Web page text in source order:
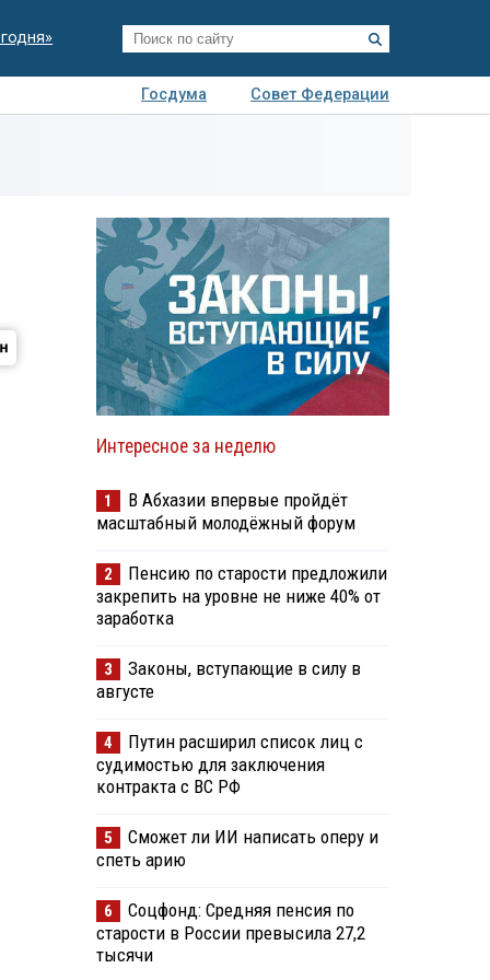
Госдума
Совет Федерации
Интересное за неделю
1
В Абхазии впервые пройдёт
масштабный молодёжный форум
2
Пенсию по старости предложили
закрепить на уровне не ниже 40% от
заработка
3
Законы, вступающие в силу в
августе
4
Путин расширил список лиц с
судимостью для заключения
контракта с ВС РФ
5
Сможет ли ИИ написать оперу и
спеть арию
6
Соцфонд: Средняя пенсия по
старости в России превысила 27,2
тысячи